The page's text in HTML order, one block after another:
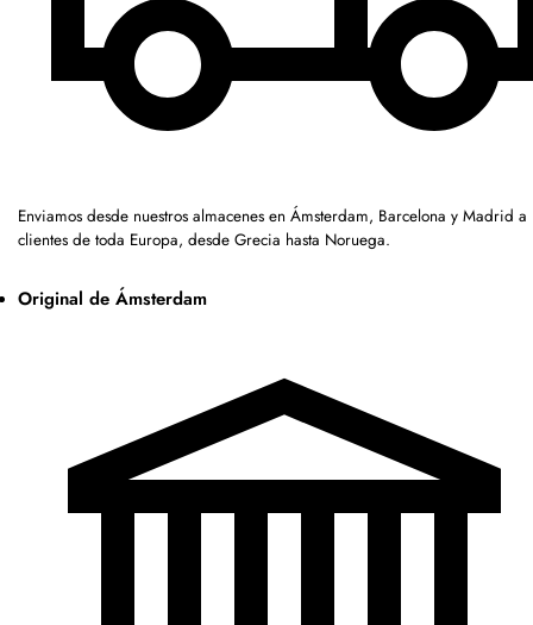
Enviamos desde nuestros almacenes en Ámsterdam, Barcelona y Madrid a
clientes de toda Europa, desde Grecia hasta Noruega.
Original de Ámsterdam